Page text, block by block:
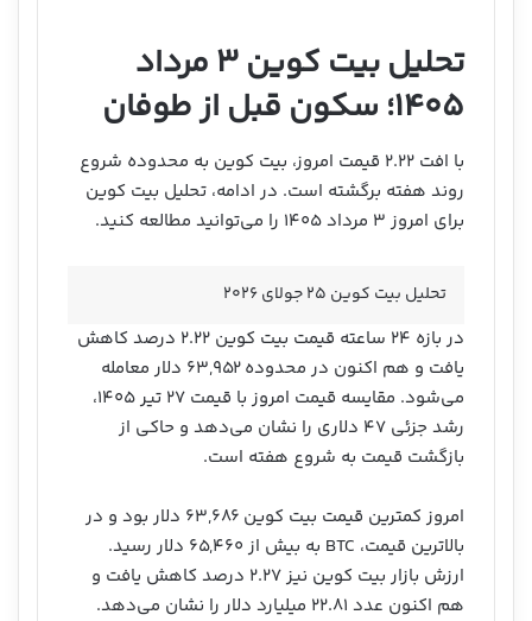
تحلیل بیت کوین ۳ مرداد
۱۴۰۵؛ سکون قبل از طوفان
با افت ۲.۲۲ قیمت امروز، بیت کوین به محدوده شروع
روند هفته برگشته است. در ادامه، تحلیل بیت کوین
برای امروز ۳ مرداد ۱۴۰۵ را می‌توانید مطالعه کنید.
تحلیل بیت کوین ۲۵ جولای ۲۰۲۶
در بازه ۲۴ ساعته قیمت بیت کوین ۲.۲۲ درصد کاهش
یافت و هم اکنون در محدوده ۶۳,۹۵۲ دلار معامله
می‌شود. مقایسه قیمت امروز با قیمت ۲۷ تیر ۱۴۰۵،
رشد جزئی ۴۷ دلاری را نشان می‌دهد و حاکی از
بازگشت قیمت به شروع هفته است.
امروز کمترین قیمت بیت کوین ۶۳,۶۸۶ دلار بود و در
بالاترین قیمت، BTC به بیش از ۶۵,۴۶۰ دلار رسید.
ارزش بازار بیت کوین نیز ۲.۲۷ درصد کاهش یافت و
هم اکنون عدد ۲۲.۸۱ میلیارد دلار را نشان می‌دهد.